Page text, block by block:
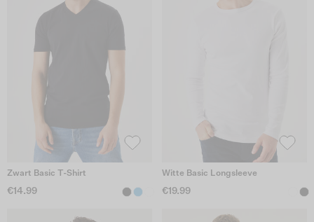
Zwart Basic T-Shirt
€14.99
Witte Basic Longsleeve
€19.99